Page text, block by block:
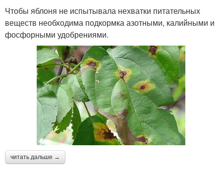
Чтобы яблоня не испытывала нехватки питательных
веществ необходима подкормка азотными, калийными и
фосфорными удобрениями.
читать дальше →